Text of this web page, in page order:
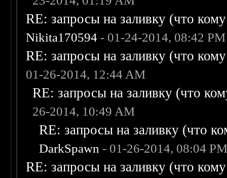
RE: запросы на заливку (что
Nikita170594 - 01-24-2014, 08:42 PM
RE: запросы на заливку (что
01-26-2014, 12:44 AM
RE: запросы на заливку (что
26-2014, 10:49 AM
RE: запросы на заливку (что
DarkSpawn - 01-26-2014, 08:04
RE: запросы на заливку (что